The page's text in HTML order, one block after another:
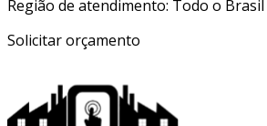
Região de atendimento: Todo o Brasil
Solicitar orçamento